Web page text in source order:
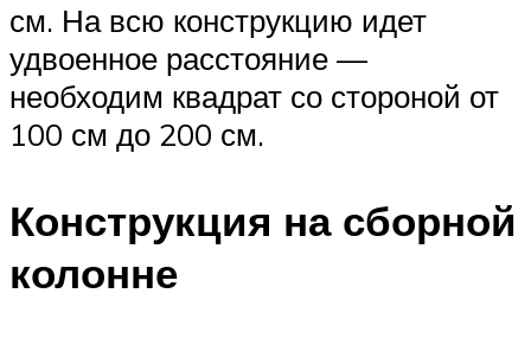
см. На всю конструкцию идет
удвоенное расстояние —
необходим квадрат со стороной от
100 см до 200 см.
Конструкция на сборной
колонне